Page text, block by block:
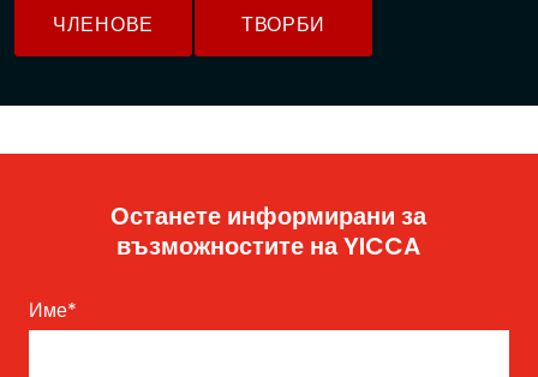
ЧЛЕНОВЕ ТВОРБИ
Останете информирани за
възможностите на YICCA
Име*